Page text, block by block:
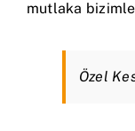
mutlaka
Özel